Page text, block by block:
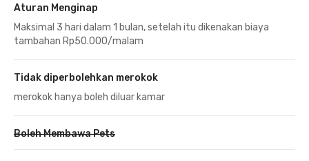
Aturan Menginap
Maksimal 3 hari dalam 1 bulan, setelah itu dikenakan biaya
tambahan Rp50.000/malam
Tidak diperbolehkan merokok
merokok hanya boleh diluar kamar
Boleh Membawa Pets